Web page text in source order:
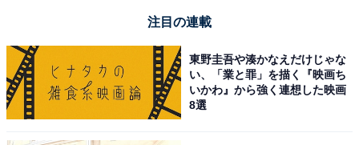
・会員限定先行タイムセール
・一部の対象商品が通常価格よりも割引されるAmazon
Prime限定価格
・生鮮食品から日用品まで配送してくれる「Amazonネ
ットスーパー」
注目の連載
東野圭吾や湊かなえだけじゃな
い、「業と罪」を描く『映画ち
いかわ』から強く連想した映画
8選